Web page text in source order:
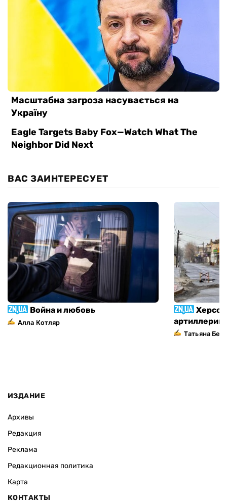
ВАС ЗАИНТЕРЕСУЕТ
Война и любовь
Алла Котляр
Татьяна
ИЗДАНИЕ
Архивы
Редакция
Реклама
Редакционная политика
Карта
КОНТАКТЫ